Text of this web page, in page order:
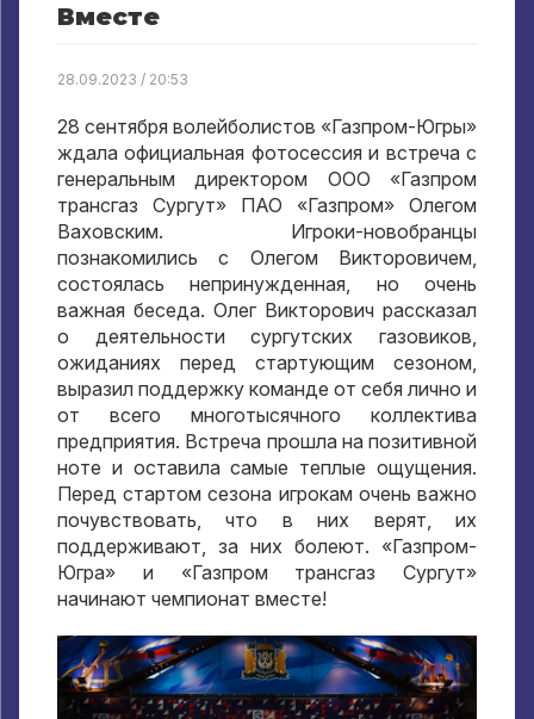
Вместе
28.09.2023 / 20:53
28 сентября волейболистов «Газпром-Югры»
ждала официальная фотосессия и встреча с
генеральным директором ООО «Газпром
трансгаз Сургут» ПАО «Газпром» Олегом
Ваховским. Игроки-новобранцы
познакомились с Олегом Викторовичем,
состоялась непринужденная, но очень
важная беседа. Олег Викторович рассказал
о деятельности сургутских газовиков,
ожиданиях перед стартующим сезоном,
выразил поддержку команде от себя лично и
от всего многотысячного коллектива
предприятия. Встреча прошла на позитивной
ноте и оставила самые теплые ощущения.
Перед стартом сезона игрокам очень важно
почувствовать, что в них верят, их
поддерживают, за них болеют. «Газпром-
Югра» и «Газпром трансгаз Сургут»
начинают чемпионат вместе!